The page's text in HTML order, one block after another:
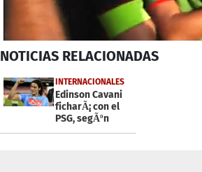
seconds
3
minutes,
9
Volume
NOTICIAS RELACIONADAS
INTERNACIONALES
Edinson Cavani
ficharÃ¡ con el
PSG, segÃºn
prensa francesa